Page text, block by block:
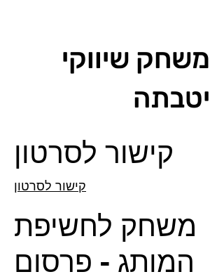
משחק שיווקי
יטבתה
קישור לסרטון
קישור לסרטון
משחק לחשיפת
המותג - פרסום